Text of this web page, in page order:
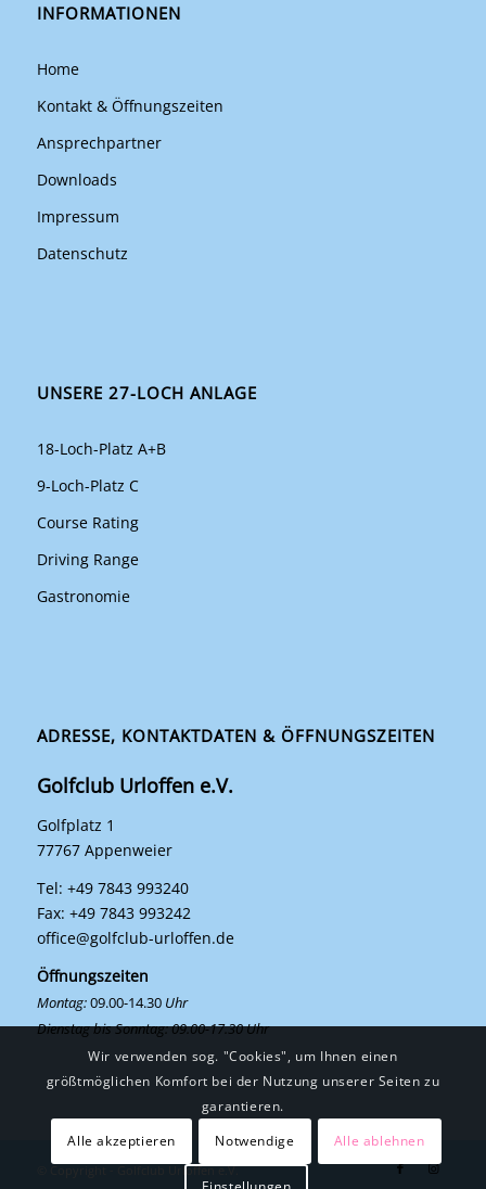
INFORMATIONEN
Home
Kontakt & Öffnungszeiten
Ansprechpartner
Downloads
Impressum
Datenschutz
UNSERE 27-LOCH ANLAGE
18-Loch-Platz A+B
9-Loch-Platz C
Course Rating
Driving Range
Gastronomie
ADRESSE, KONTAKTDATEN & ÖFFNUNGSZEITEN
Golfclub Urloffen e.V.
Golfplatz 1
77767 Appenweier
Tel: +49 7843 993240
Fax: +49 7843 993242
office@golfclub-urloffen.de
Öffnungszeiten
Montag:09.00-14.30 Uhr
Dienstag bis Sonntag: 09.00-17.30 Uhr
© Copyright - Golfclub Urloffen e.V.
Wir verwenden sog. "Cookies", um Ihnen einen
größtmöglichen Komfort bei der Nutzung unserer Seiten zu
garantieren.
Alle akzeptieren
Notwendige Alle ablehnen